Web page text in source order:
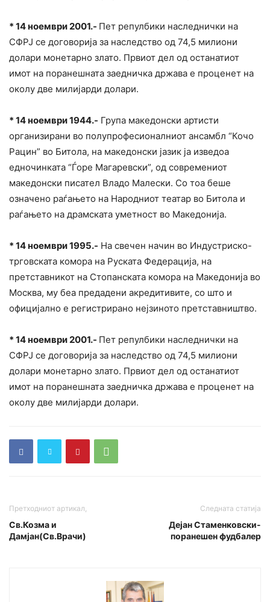
* 14 ноември 2001.- Пет репулбики наследнички на
СФРЈ се договорија за наследство од 74,5 милиони
долари монетарно злато. Првиот дел од останатиот
имот на поранешната заедничка држава е проценет на
околу две милијарди долари.
* 14 ноември 1944.- Група македонски артисти
организирани во полупрофесионалниот ансамбл “Кочо
Рацин” во Битола, на македонски јазик ја изведоа
едночинката “Ѓоре Магаревски”, од современиот
македонски писател Владо Малески. Со тоа беше
означено раѓањето на Народниот театар во Битола и
раѓањето на драмската уметност во Македонија.
* 14 ноември 1995.- На свечен начин во Индустриско-
трговската комора на Руската Федерација, на
претставникот на Стопанската комора на Македонија во
Москва, му беа предадени акредитивите, со што и
официјално е регистрирано нејзиното претставништво.
* 14 ноември 2001.- Пет репулбики наследнички на
СФРЈ се договорија за наследство од 74,5 милиони
долари монетарно злато. Првиот дел од останатиот
имот на поранешната заедничка држава е проценет на
околу две милијарди долари.
Претходниот артикал,
Св.Козма и
Дамјан(Св.Врачи)
Следната статија
Дејан Стаменковски-
поранешен фудбалер